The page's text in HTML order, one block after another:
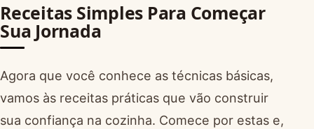
Receitas Simples Para Começar
Sua Jornada
Agora que você conhece as técnicas básicas,
vamos às receitas práticas que vão construir
sua confiança na cozinha. Comece por estas e,